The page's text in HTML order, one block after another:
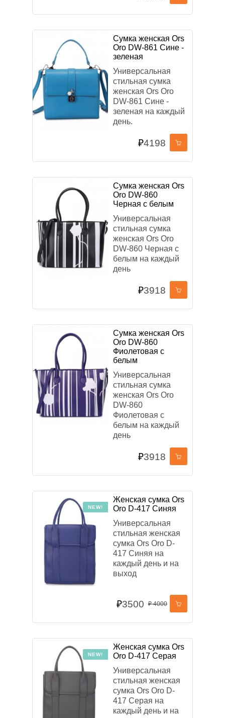
Сумка женская Ors
Oro DW-861 Сине -
зеленая
Универсальная
стильная сумка
женская Ors Oro
DW-861 Сине -
зеленая на каждый
день.
₽4198
Сумка женская Ors
Oro DW-860
Черная с белым
Универсальная
стильная сумка
женская Ors Oro
DW-860 Черная с
белым на каждый
день
₽3918
Сумка женская Ors
Oro DW-860
Фиолетовая с
белым
Универсальная
стильная сумка
женская Ors Oro
DW-860
Фиолетовая с
белым на каждый
день
₽3918
NEW!
Женская сумка Ors
Oro D-417 Синяя
Универсальная
стильная женская
сумка Ors Oro D-
417 Синяя на
каждый день и на
выход
₽3500 ₽ 4000
NEW!
Женская сумка Ors
Oro D-417 Серая
Универсальная
стильная женская
сумка Ors Oro D-
417 Серая на
каждый день и на